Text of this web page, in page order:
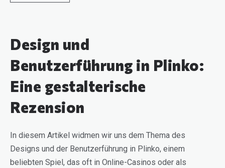
Design und
Benutzerführung in Plinko:
Eine gestalterische
Rezension
In diesem Artikel widmen wir uns dem Thema des
Designs und der Benutzerführung in Plinko, einem
beliebten Spiel, das oft in Online-Casinos oder als